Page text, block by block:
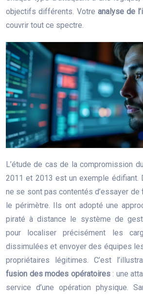
objectifs différents. Votre analyse de
couvrir tout ce spectre.
L’étude de cas de la compromission
2011 et 2013 est un exemple édifiant.
ne se sont pas contentés d’essayer
le périmètre. Ils ont adopté une
piraté à distance le système de
pour localiser précisément les
dissimulées et envoyer des équipes
propriétaires légitimes. C’est
fusion des modes opératoires: une
service d’une opération physique.